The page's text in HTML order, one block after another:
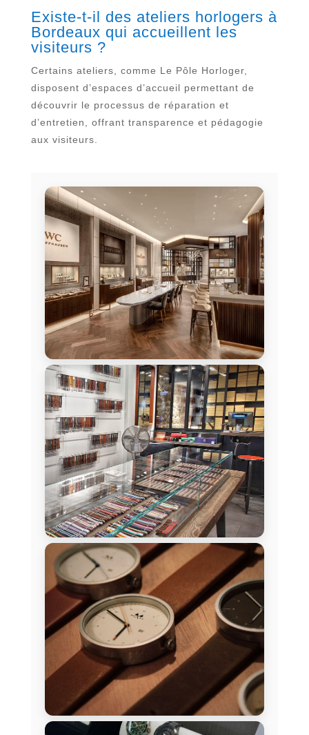
Existe-t-il des ateliers horlogers à
Bordeaux qui accueillent les
visiteurs ?
Certains ateliers, comme Le Pôle Horloger,
disposent d’espaces d’accueil permettant de
découvrir le processus de réparation et
d’entretien, offrant transparence et pédagogie
aux visiteurs.